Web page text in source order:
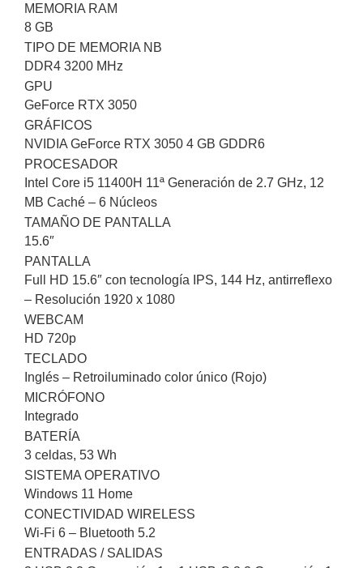
MEMORIA RAM
8 GB
TIPO DE MEMORIA NB
DDR4 3200 MHz
GPU
GeForce RTX 3050
GRÁFICOS
NVIDIA GeForce RTX 3050 4 GB GDDR6
PROCESADOR
Intel Core i5 11400H 11ª Generación de 2.7 GHz, 12
MB Caché – 6 Núcleos
TAMAÑO DE PANTALLA
15.6″
PANTALLA
Full HD 15.6″ con tecnología IPS, 144 Hz, antirreflexo
– Resolución 1920 x 1080
WEBCAM
HD 720p
TECLADO
Inglés – Retroiluminado color único (Rojo)
MICRÓFONO
Integrado
BATERÍA
3 celdas, 53 Wh
SISTEMA OPERATIVO
Windows 11 Home
CONECTIVIDAD WIRELESS
Wi-Fi 6 – Bluetooth 5.2
ENTRADAS / SALIDAS